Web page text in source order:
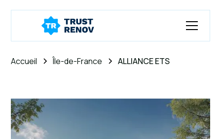
Accueil Île-de-France ALLIANCE ETS